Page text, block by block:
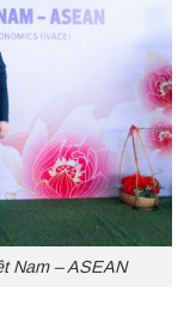
Nam – ASEAN